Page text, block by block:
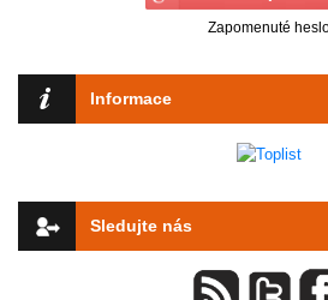
Zapomenuté
Informace
Sledujte nás